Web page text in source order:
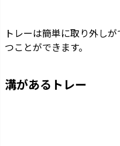
トレーは簡単に取り外し
つことができます。
溝があるトレー